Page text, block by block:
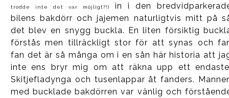
trodde inte det var möjligt?!)
in i den
bilens bakdörr och jajemen naturligtvis mitt på
det blev en snygg buckla. En liten försiktig
förstås men tillräckligt stor för att synas och
fan det är så många om i en sån här historia att
inte ens bryr mig om att räkna upp ett
Skitjefladynga och tusenlappar åt fanders.
med bucklade bakdörren var vänlig och